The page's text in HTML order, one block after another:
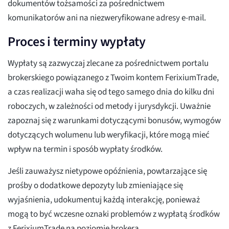
dokumentów tożsamości za pośrednictwem
komunikatorów ani na niezweryfikowane adresy e-mail.
Proces i terminy wypłaty
Wypłaty są zazwyczaj zlecane za pośrednictwem portalu
brokerskiego powiązanego z Twoim kontem FerixiumTrade,
a czas realizacji waha się od tego samego dnia do kilku dni
roboczych, w zależności od metody i jurysdykcji. Uważnie
zapoznaj się z warunkami dotyczącymi bonusów, wymogów
dotyczących wolumenu lub weryfikacji, które mogą mieć
wpływ na termin i sposób wypłaty środków.
Jeśli zauważysz nietypowe opóźnienia, powtarzające się
prośby o dodatkowe depozyty lub zmieniające się
wyjaśnienia, udokumentuj każdą interakcję, ponieważ
mogą to być wczesne oznaki problemów z wypłatą środków